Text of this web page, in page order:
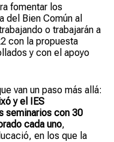
fomentar los
del Bien Común al
o trabajarán a
con la propuesta
y con el apoyo
van un paso más allá:
y el IES
seminarios con 30
cada uno,
en los que la